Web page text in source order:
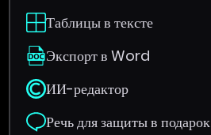
Таблицы в тексте
Экспорт в Word
ИИ-редактор
Речь для защиты в подарок